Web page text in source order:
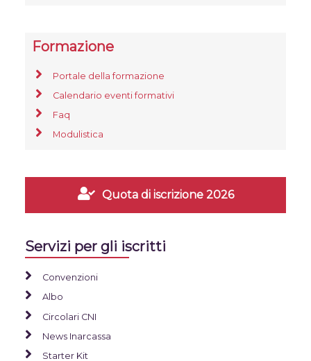
Formazione
Portale della formazione
Calendario eventi formativi
Faq
Modulistica
Quota di iscrizione 2026
Servizi per gli iscritti
Convenzioni
Albo
Circolari CNI
News Inarcassa
Starter Kit